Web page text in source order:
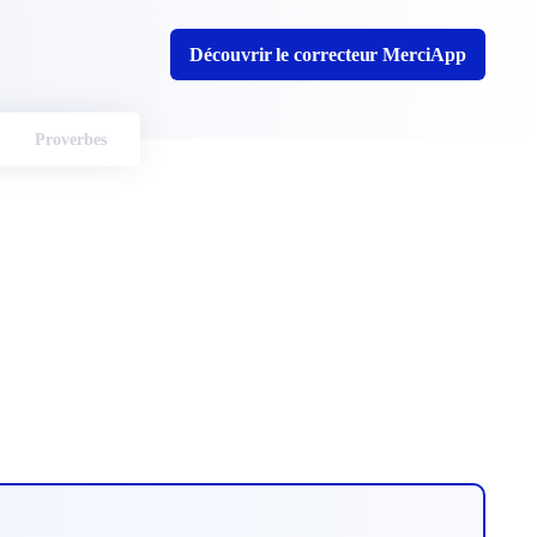
Découvrir le correcteur MerciApp
Proverbes